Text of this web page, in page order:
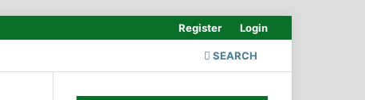
SEARCH
Register Login